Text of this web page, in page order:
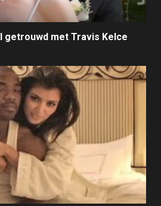
met Travis Kelce